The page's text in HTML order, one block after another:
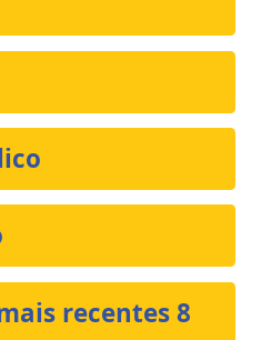
recentes 8